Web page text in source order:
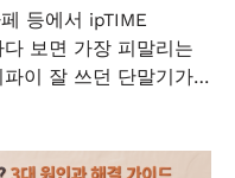
등에서 ipTIME
보면 가장 피말리는
파이 잘 쓰던 단말기가…